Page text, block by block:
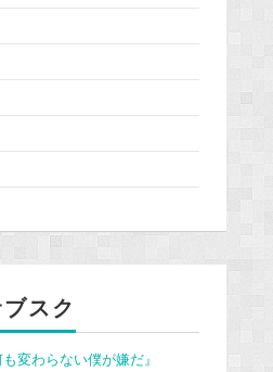
スク
も変わらない僕が嫌だ』